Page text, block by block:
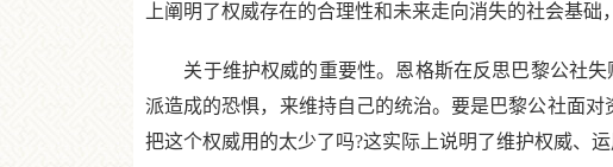
上阐明了权威存在的合理性和未来走向消失的社会基
关于维护权威的重要性。恩格斯在反思巴黎公社失
派造成的恐惧，来维持自己的统治。要是巴黎公社面
把这个权威用的太少了吗?这实际上说明了维护权威、